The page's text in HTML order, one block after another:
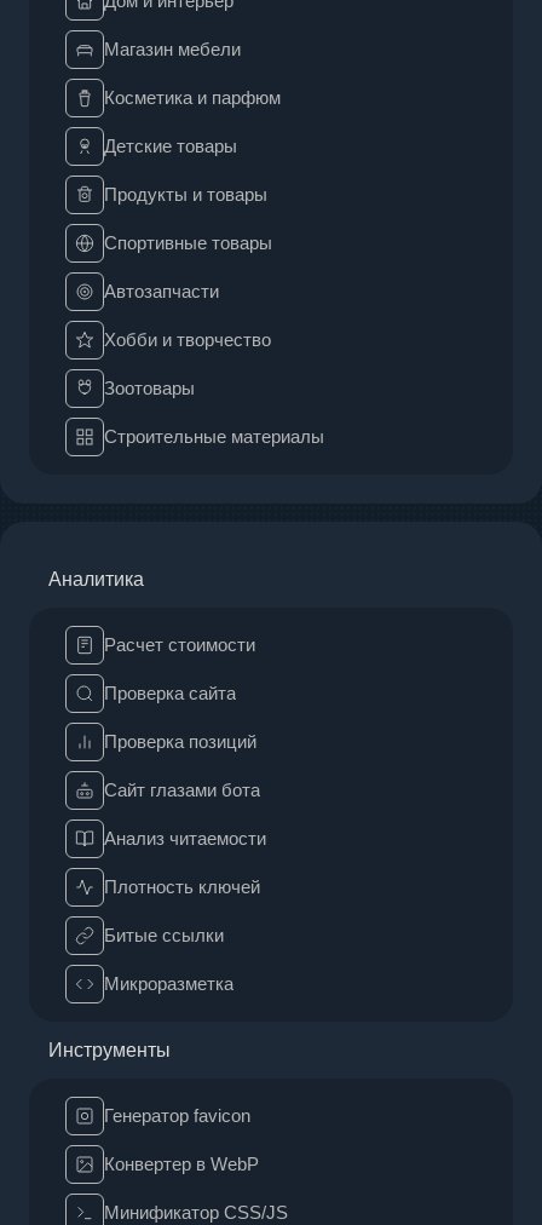
Магазин мебели
Косметика и парфюм
Детские товары
Продукты и товары
Спортивные товары
Автозапчасти
Хобби и творчество
Зоотовары
Строительные материалы
Аналитика
Расчет стоимости
Проверка сайта
Проверка позиций
Сайт глазами бота
Анализ читаемости
Плотность ключей
Битые ссылки
Микроразметка
Инструменты
Генератор favicon
Конвертер в WebP
Минификатор CSS/JS